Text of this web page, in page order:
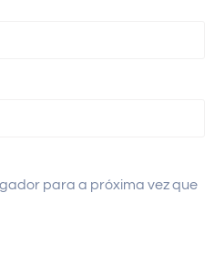
para a próxima vez que